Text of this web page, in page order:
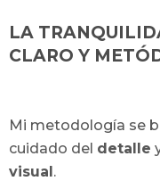
LA
CLARO Y
Mi metodología se
cuidado del detalle
visual.